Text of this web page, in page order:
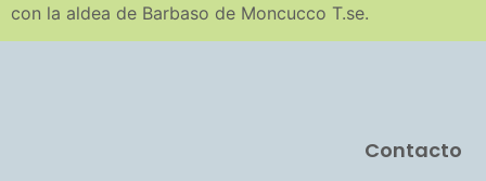
con la aldea de Barbaso de Moncucco T.se.
Contacto